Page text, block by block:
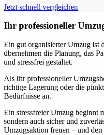
Jetzt schnell vergleichen
Ihr professioneller
Ein gut organisierter Umzug ist
übernehmen die Planung, das
und stressfrei gestaltet.
Als Ihr professioneller
richtige Lagerung oder die
Bedürfnisse an.
Ein stressfreier Umzug beginnt
sondern auch sicher und
Umzugsaktion freuen – und den